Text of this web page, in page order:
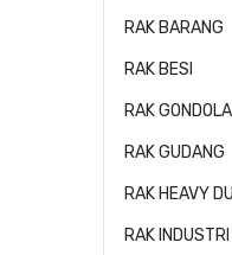
RAK BARANG
RAK BESI
RAK GONDOLA
RAK GUDANG
RAK HEAVY
RAK INDUSTRI